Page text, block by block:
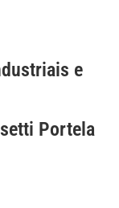
e
Portela